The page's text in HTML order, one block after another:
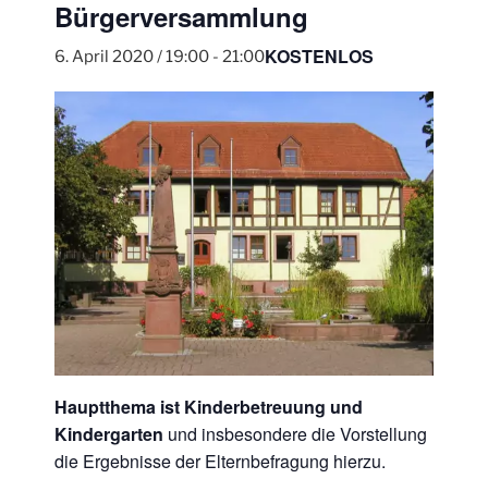
Bürgerversammlung
6. April 2020 / 19:00 - 21:00KOSTENLOS
Hauptthema ist Kinderbetreuung und
Kindergarten und insbesondere die Vorstellung
die Ergebnisse der Elternbefragung hierzu.